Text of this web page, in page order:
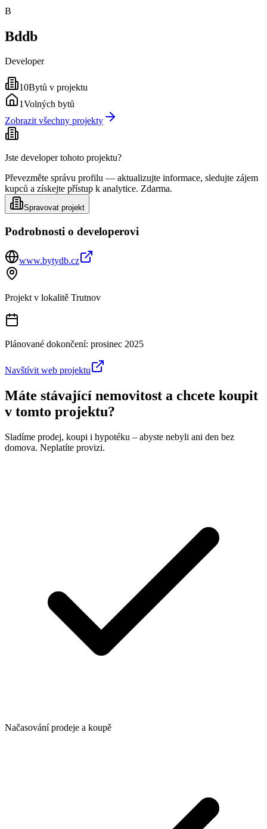
B
Bddb
Developer
10Bytů v projektu
1Volných bytů
Zobrazit všechny projekty
Jste developer tohoto projektu?
Převezměte správu profilu — aktualizujte informace, sledujte zájem
kupců a získejte přístup k analytice. Zdarma.
Spravovat projekt
Podrobnosti o developerovi
www.bytydb.cz
Projekt v lokalitě Trutnov
Plánované dokončení: prosinec 2025
Navštívit web projektu
Máte stávající nemovitost a chcete koupit
v tomto projektu?
Sladíme prodej, koupi i hypotéku – abyste nebyli ani den bez
domova. Neplatíte provizi.
Načasování prodeje a koupě